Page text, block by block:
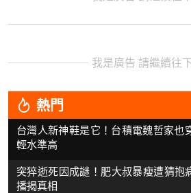
我是廣告 請繼續往
熱門
台灣人新神鞋是它！台積電魏哲家
輕水準高
突猝逝死因成謎！肥大叔暴瘦遭猜
播揭真相